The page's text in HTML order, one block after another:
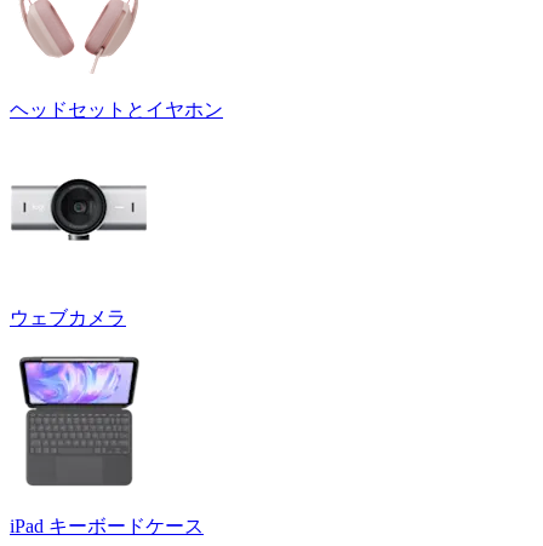
ヘッドセットとイヤホン
ウェブカメラ
iPad キーボードケース